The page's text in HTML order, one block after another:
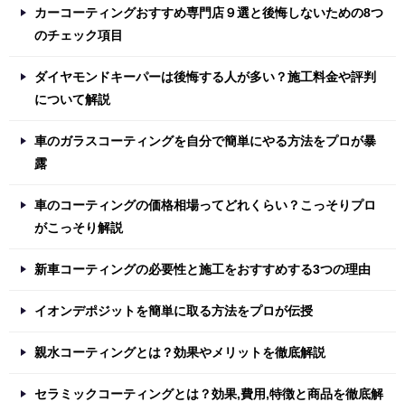
カーコーティングおすすめ専門店９選と後悔しないための8つ
のチェック項目
ダイヤモンドキーパーは後悔する人が多い？施工料金や評判
について解説
車のガラスコーティングを自分で簡単にやる方法をプロが暴
露
車のコーティングの価格相場ってどれくらい？こっそりプロ
がこっそり解説
新車コーティングの必要性と施工をおすすめする3つの理由
イオンデポジットを簡単に取る方法をプロが伝授
親水コーティングとは？効果やメリットを徹底解説
セラミックコーティングとは？効果,費用,特徴と商品を徹底解